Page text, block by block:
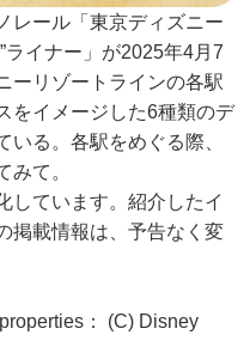
レール「東京ディズニー
ライナー」が2025年4月7
ーリゾートラインの各駅
をイメージした6種類のデ
る。各駅をめぐる際、
みて。
しています。紹介したイ
掲載情報は、予告なく変
： (C) Disney